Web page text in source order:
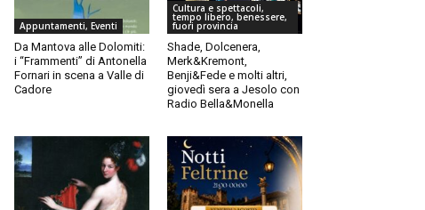
Appuntamenti, Eventi
Da Mantova alle Dolomiti:
i “Frammenti” di Antonella
Fornari in scena a Valle di
Cadore
Cultura e spettacoli,
tempo libero, benessere,
fuori provincia
Shade, Dolcenera,
Merk&Kremont,
Benji&Fede e molti altri,
giovedì sera a Jesolo con
Radio Bella&Monella